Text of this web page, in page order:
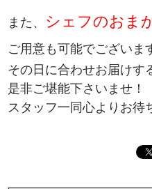
また、 シェフのおま
ご用意も可能でございま
その日に合わせお届けす
是非ご堪能下さいませ！
スタッフ一同心よりお待